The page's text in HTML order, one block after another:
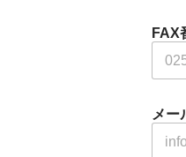
FAX
メー